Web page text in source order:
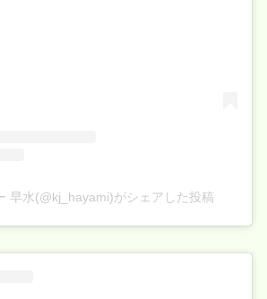
早水(@kj_hayami)がシェアした投稿